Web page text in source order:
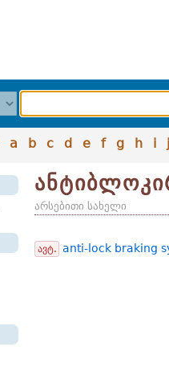
a b c d e f g h i j
არსებითი სახელი
ავტ. anti-lock braking